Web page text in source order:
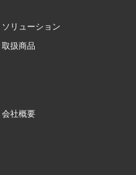
ソリューション
取扱商品
会社概要